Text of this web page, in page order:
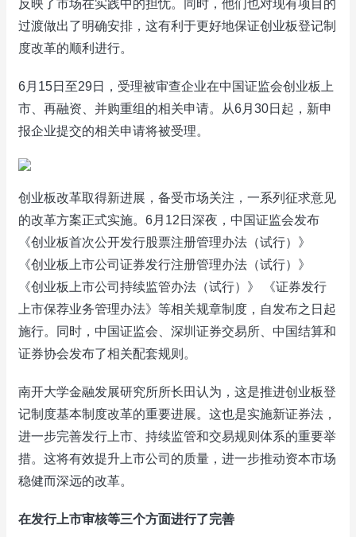
反映了市场在实践中的担忧。同时，他们也对现有项目的
过渡做出了明确安排，这有利于更好地保证创业板登记制
度改革的顺利进行。
6月15日至29日，受理被审查企业在中国证监会创业板上
市、再融资、并购重组的相关申请。从6月30日起，新申
报企业提交的相关申请将被受理。
创业板改革取得新进展，备受市场关注，一系列征求意见
的改革方案正式实施。6月12日深夜，中国证监会发布
《创业板首次公开发行股票注册管理办法（试行）》
《创业板上市公司证券发行注册管理办法（试行）》
《创业板上市公司持续监管办法（试行）》 《证券发行
上市保荐业务管理办法》等相关规章制度，自发布之日起
施行。同时，中国证监会、深圳证券交易所、中国结算和
证券协会发布了相关配套规则。
南开大学金融发展研究所所长田认为，这是推进创业板登
记制度基本制度改革的重要进展。这也是实施新证券法，
进一步完善发行上市、持续监管和交易规则体系的重要举
措。这将有效提升上市公司的质量，进一步推动资本市场
稳健而深远的改革。
在发行上市审核等三个方面进行了完善